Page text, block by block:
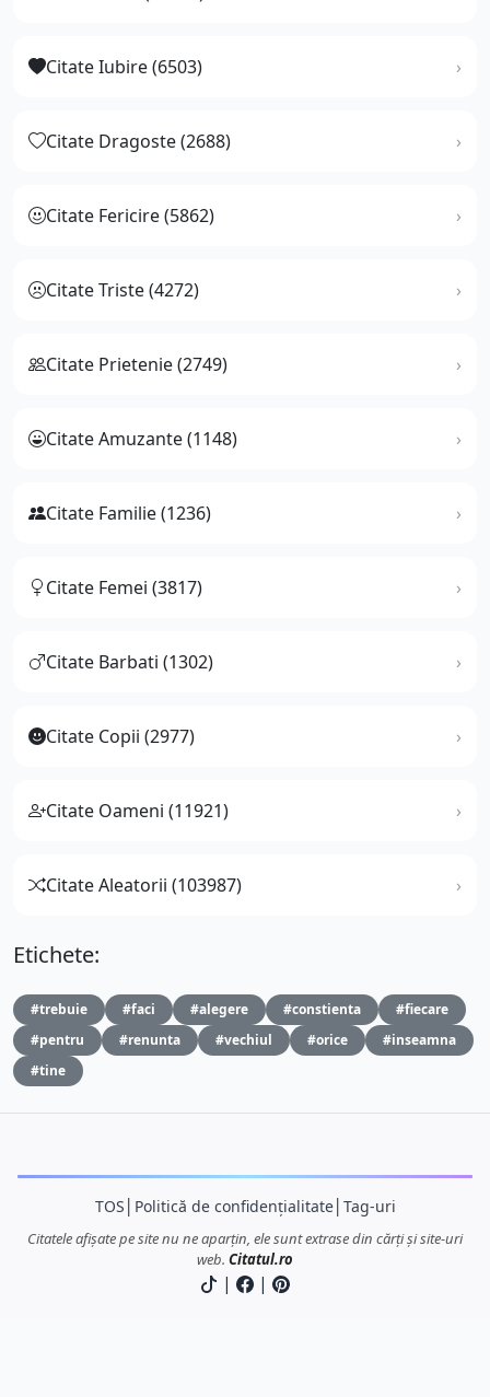
Citate Iubire (6503)
Citate Dragoste (2688)
Citate Fericire (5862)
Citate Triste (4272)
Citate Prietenie (2749)
Citate Amuzante (1148)
Citate Familie (1236)
Citate Femei (3817)
Citate Barbati (1302)
Citate Copii (2977)
Citate Oameni (11921)
Citate Aleatorii (103987)
Etichete:
#trebuie #faci #alegere #constienta
#fiecare
#pentru
#renunta #vechiul #orice
#inseamna
#tine
TOS Politică de confidențialitate│ Tag-uri
Citatele afișate pe site nu ne aparțin, ele sunt extrase din cărți și site-uri
web. Citatul.ro
| |